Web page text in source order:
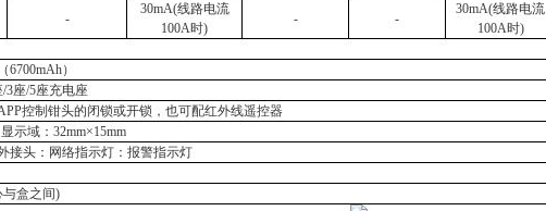
-
30mA(线路电流
100A时)
- -
30mA(线路电流
100A时)
6700mAh）
/3座/5座充电座
控制钳头的闭锁或开锁，也可配红外线遥控器
示域：32mm×15mm
接头：网络指示灯：报警指示灯
与盒之间)